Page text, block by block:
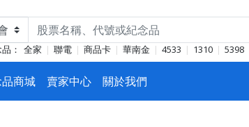
： 全家 聯電 商品卡 華南金 4533 1310 5398
商城 賣家中心 關於我們